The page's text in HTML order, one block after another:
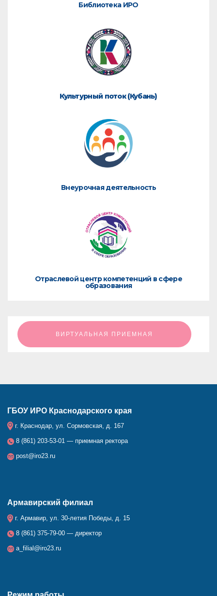
Библиотека ИРО
Культурный поток (Кубань)
Внеурочная деятельность
Отраслевой центр компетенций в сфере
образования
ㅤㅤㅤㅤㅤㅤㅤㅤㅤВИРТУАЛЬНАЯ ПРИЕМНАЯㅤㅤㅤㅤㅤㅤㅤㅤㅤ
ГБОУ ИРО Краснодарского края
г. Краснодар, ул. Сормовская, д. 167
8 (861) 203-53-01 — приемная ректора
post@iro23.ru
Армавирский филиал
г. Армавир, ул. 30-летия Победы, д. 15
8 (861) 375-79-00 — директор
a_filial@iro23.ru